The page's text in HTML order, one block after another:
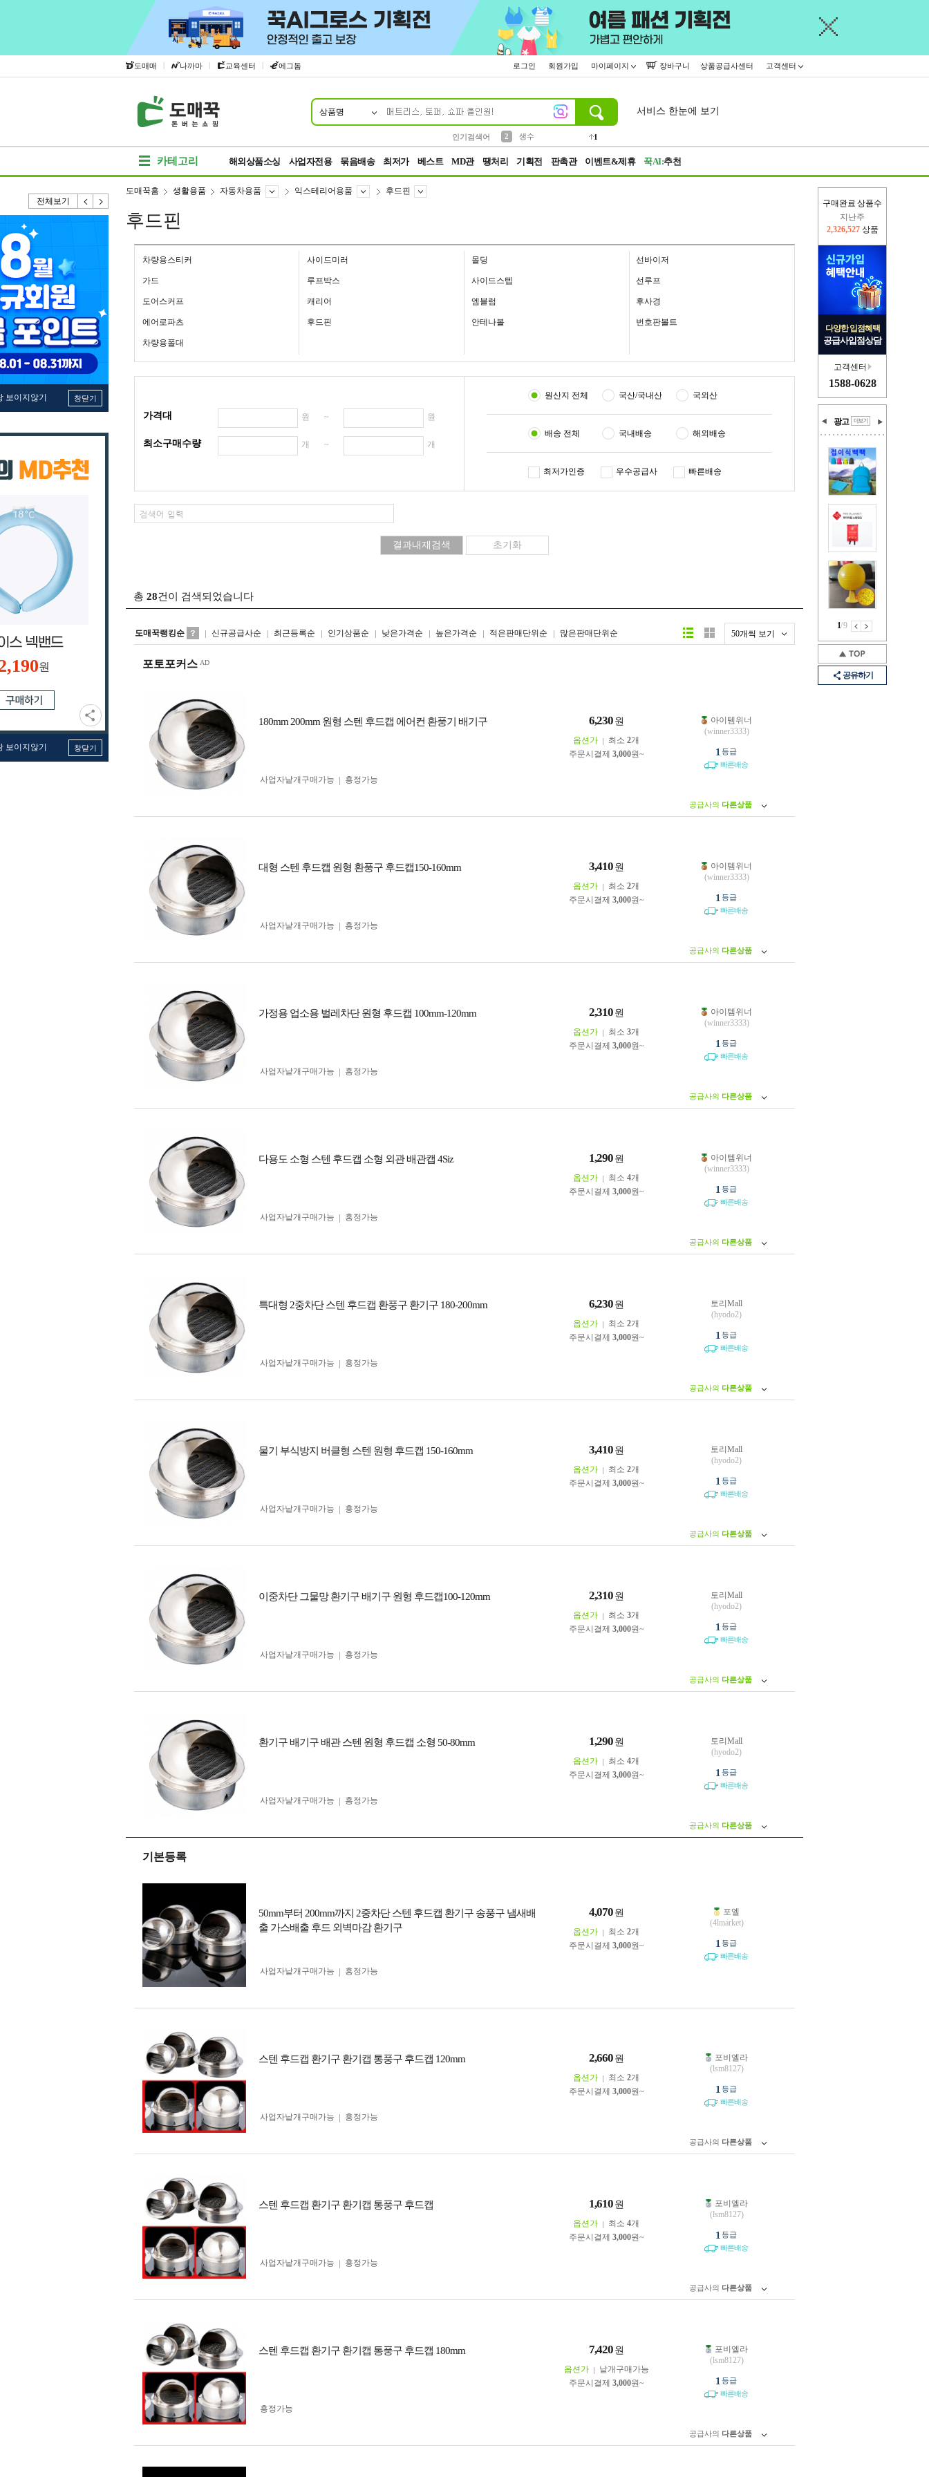
도매매 | 나까마 | 교육센터 | 에그돔 로그인 회원가입 마이페이지 장바구니 상품공급사센터 고객센터
상품명
인기검색어
2
생수
1
서비스 한눈에 보기
카테고리 해외상품소싱 사업자전용 묶음배송 최저가 베스트 MD관 땡처리 기획전 판촉관 이벤트&제휴 꾹AI:추천
전체보기
보이지않기 창닫기
원
보이지않기 창닫기
구매완료 상품수
지난주
2,326,527상품
이번주
2,391,683
상품
다양한 입점혜택
공급사입점상담
고객센터
1588-0628
광고
1/9
공유하기
도매꾹홈 생활용품 자동차용품 익스테리어용품 후드핀
후드핀
차량용스티커 사이드미러 몰딩 선바이저
가드 루프박스 사이드스텝 선루프
도어스커프 캐리어 엠블럼 후사경
에어로파츠 후드핀 안테나볼 번호판볼트
차량용폴대
가격대 원 ~ 원
최소구매수량 개 ~ 개
원산지 전체 국산/국내산 국외산
배송 전체 국내배송 해외배송
최저가인증 우수공급사 빠른배송
총 28건이 검색되었습니다
도매꾹랭킹순 신규공급사순 최근등록순 인기상품순 낮은가격순 높은가격순 적은판매단위순 많은판매단위순 50개씩 보기
리스트형갤러리형
포토포커스
180mm 200mm 원형 스텐 후드캡 에어컨 환풍기 배기구 6,230 원
옵션가 최소 2개
주문시결제 3,000원~
사업자 낱개구매가능 흥정가능
아이템위너
(winner3333)
1 등급
빠른배송
공급사의 다른상품
대형 스텐 후드캡 원형 환풍구 후드캡150-160mm 3,410 원
옵션가 최소 2개
주문시결제 3,000원~
사업자 낱개구매가능 흥정가능
아이템위너
(winner3333)
1 등급
빠른배송
공급사의 다른상품
가정용 업소용 벌레차단 원형 후드캡 100mm-120mm 2,310 원
옵션가 최소 3개
주문시결제 3,000원~
사업자 낱개구매가능 흥정가능
아이템위너
(winner3333)
1 등급
빠른배송
공급사의 다른상품
다용도 소형 스텐 후드캡 소형 외관 배관캡 4Siz 1,290 원
옵션가 최소 4개
주문시결제 3,000원~
사업자 낱개구매가능 흥정가능
아이템위너
(winner3333)
1 등급
빠른배송
공급사의 다른상품
특대형 2중차단 스텐 후드캡 환풍구 환기구 180-200mm 6,230 원
옵션가 최소 2개
주문시결제 3,000원~
사업자 낱개구매가능 흥정가능
토리Mall
(hyodo2)
1 등급
빠른배송
공급사의 다른상품
물기 부식방지 버클형 스텐 원형 후드캡 150-160mm 3,410 원
옵션가 최소 2개
주문시결제 3,000원~
사업자 낱개구매가능 흥정가능
토리Mall
(hyodo2)
1 등급
빠른배송
공급사의 다른상품
이중차단 그물망 환기구 배기구 원형 후드캡100-120mm 2,310 원
옵션가 최소 3개
주문시결제 3,000원~
사업자 낱개구매가능 흥정가능
토리Mall
(hyodo2)
1 등급
빠른배송
공급사의 다른상품
환기구 배기구 배관 스텐 원형 후드캡 소형 50-80mm 1,290 원
옵션가 최소 4개
주문시결제 3,000원~
사업자 낱개구매가능 흥정가능
토리Mall
(hyodo2)
1 등급
빠른배송
공급사의 다른상품
기본등록
50mm부터 200mm까지 2중차단 스텐 후드캡 환기구 송풍구 냄새배
출 가스배출 후드 외벽마감 환기구
4,070 원
옵션가 최소 2개
주문시결제 3,000원~
사업자 낱개구매가능 흥정가능
포엘
(4lmarket)
1 등급
빠른배송
스텐 후드캡 환기구 환기캡 통풍구 후드캡 120mm 2,660 원
옵션가 최소 2개
주문시결제 3,000원~
사업자 낱개구매가능 흥정가능
포비엘라
(lsm8127)
1 등급
빠른배송
공급사의 다른상품
스텐 후드캡 환기구 환기캡 통풍구 후드캡 1,610 원
옵션가 최소 4개
주문시결제 3,000원~
사업자 낱개구매가능 흥정가능
포비엘라
(lsm8127)
1 등급
빠른배송
공급사의 다른상품
스텐 후드캡 환기구 환기캡 통풍구 후드캡 180mm 7,420 원
옵션가
낱개구매가능
주문시결제 3,000원~
흥정가능
포비엘라
(lsm8127)
1 등급
빠른배송
공급사의 다른상품